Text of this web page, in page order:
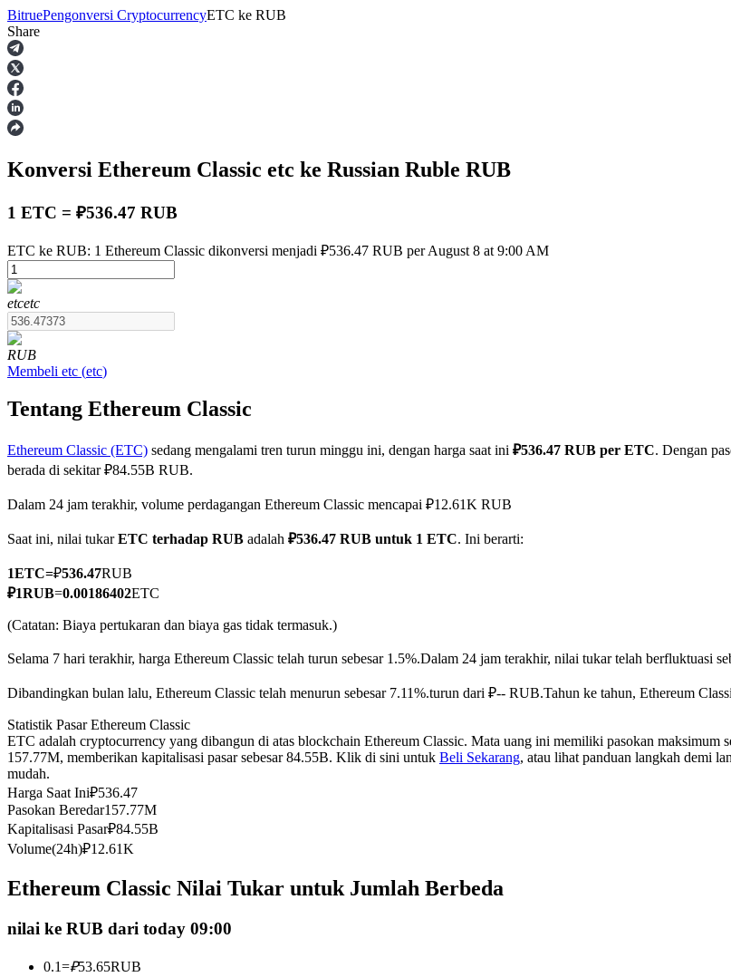
Berjangka
TradFi
USDC Berjangka
Kontrak berjangka menggunakan USDC sebagai jaminannya
BitruePengonversi CryptocurrencyETC ke RUB
Share
Konversi Ethereum Classic etc ke Russian Ruble RUB
1 ETC = ₽536.47 RUB
ETC ke RUB: 1 Ethereum Classic dikonversi menjadi ₽536.47 RUB per August 8 at 9:00 AM
etcetc
RUB
Membeli etc (etc)
Tentang Ethereum Classic
Ethereum Classic (ETC) sedang mengalami tren turun minggu ini, dengan harga saat ini ₽536.47 RUB per ETC. Dengan
berada di sekitar ₽84.55B RUB.
Dalam 24 jam terakhir, volume perdagangan Ethereum Classic mencapai ₽12.61K RUB
Saat ini, nilai tukarETC terhadap RUB adalah ₽536.47 RUB untuk 1 ETC. Ini berarti:
1ETC=₽536.47RUB
₽1RUB=0.00186402ETC
(Catatan: Biaya pertukaran dan biaya gas tidak termasuk.)
Selama 7 hari terakhir, harga Ethereum Classic telah turun sebesar 1.5%.Dalam 24 jam terakhir, nilai tukar telah berfluktuasi
Dibandingkan bulan lalu, Ethereum Classic telah menurun sebesar 7.11%.turun dari ₽-- RUB.Tahun ke tahun, Ethereum
Statistik Pasar Ethereum Classic
ETC adalah cryptocurrency yang dibangun di atas blockchain Ethereum Classic. Mata uang ini memiliki pasokan maksimum
157.77M, memberikan kapitalisasi pasar sebesar 84.55B. Klik di sini untuk Beli Sekarang, atau lihat panduan langkah demi
mudah.
Harga Saat Ini₽536.47
Pasokan Beredar157.77M
Kapitalisasi Pasar₽84.55B
Volume(24h)₽12.61K
Ethereum Classic Nilai Tukar untuk Jumlah Berbeda
nilai ke RUB dari today 09:00
0.1=₽53.65RUB